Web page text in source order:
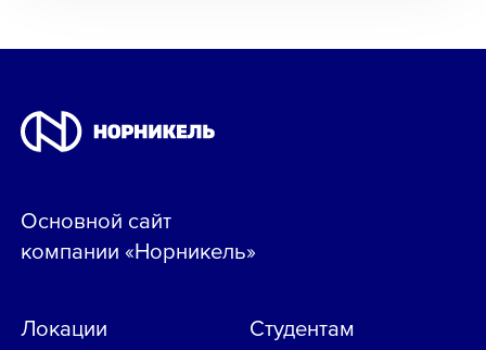
Основной сайт
компании «Норникель»
Локации
Студентам